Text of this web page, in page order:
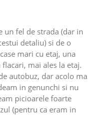
un fel de strada (dar in
detaliu) si de o
mari cu etaj, una
mai ales la etaj.
autobuz, dar acolo ma
in genunchi si nu
picioarele foarte
(pentru ca eram in